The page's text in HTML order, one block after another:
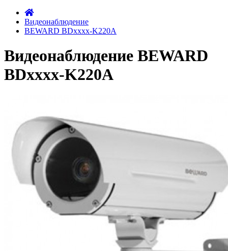
Видеонаблюдение
BEWARD BDxxxx-K220A
Видеонаблюдение BEWARD
BDxxxx-K220A